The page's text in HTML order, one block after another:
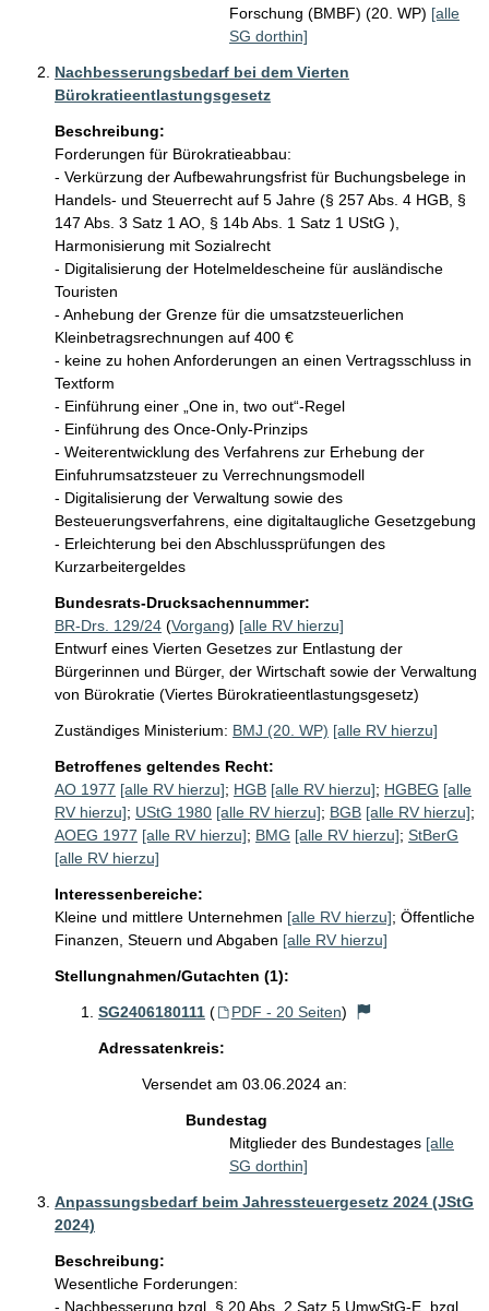
Forschung (BMBF) (20. WP) [alle
SG dorthin]
Nachbesserungsbedarf bei dem Vierten
Bürokratieentlastungsgesetz
Beschreibung:
Forderungen für Bürokratieabbau:
- Verkürzung der Aufbewahrungsfrist für Buchungsbelege in
Handels- und Steuerrecht auf 5 Jahre (§ 257 Abs. 4 HGB, §
147 Abs. 3 Satz 1 AO, § 14b Abs. 1 Satz 1 UStG ),
Harmonisierung mit Sozialrecht
- Digitalisierung der Hotelmeldescheine für ausländische
Touristen
- Anhebung der Grenze für die umsatzsteuerlichen
Kleinbetragsrechnungen auf 400 €
- keine zu hohen Anforderungen an einen Vertragsschluss in
Textform
- Einführung einer „One in, two out“-Regel
- Einführung des Once-Only-Prinzips
- Weiterentwicklung des Verfahrens zur Erhebung der
Einfuhrumsatzsteuer zu Verrechnungsmodell
- Digitalisierung der Verwaltung sowie des
Besteuerungsverfahrens, eine digitaltaugliche Gesetzgebung
- Erleichterung bei den Abschlussprüfungen des
Kurzarbeitergeldes
Bundesrats-Drucksachennummer:
BR-Drs. 129/24 (Vorgang) [alle RV hierzu]
Entwurf eines Vierten Gesetzes zur Entlastung der
Bürgerinnen und Bürger, der Wirtschaft sowie der Verwaltung
von Bürokratie (Viertes Bürokratieentlastungsgesetz)
Zuständiges Ministerium: BMJ (20. WP) [alle RV hierzu]
Betroffenes geltendes Recht:
AO 1977 [alle RV hierzu]; HGB [alle RV hierzu]; HGBEG [alle
RV hierzu]; UStG 1980 [alle RV hierzu]; BGB [alle RV hierzu];
AOEG 1977 [alle RV hierzu]; BMG [alle RV hierzu]; StBerG
[alle RV hierzu]
Interessenbereiche:
Kleine und mittlere Unternehmen [alle RV hierzu]; Öffentliche
Finanzen, Steuern und Abgaben [alle RV hierzu]
Stellungnahmen/Gutachten (1):
SG2406180111 ( PDF - 20 Seiten)
Adressatenkreis:
Versendet am 03.06.2024 an:
Bundestag
Mitglieder des Bundestages [alle
SG dorthin]
Anpassungsbedarf beim Jahressteuergesetz 2024 (JStG
2024)
Beschreibung:
Wesentliche Forderungen:
- Nachbesserung bzgl. § 20 Abs. 2 Satz 5 UmwStG-E, bzgl.